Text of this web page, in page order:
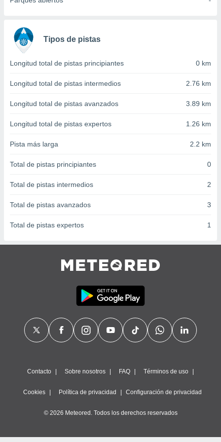
e
mediante
publicidad
1199
Tipos de pistas
Longitud total de pistas principiantes 0 km
Longitud total de pistas intermedios 2.76 km
Longitud total de pistas avanzados 3.89 km
Longitud total de pistas expertos 1.26 km
Pista más larga 2.2 km
Total de pistas principiantes 0
Total de pistas intermedios 2
Total de pistas avanzados 3
Total de pistas expertos 1
Contacto Sobre nosotros FAQ Términos de uso
Cookies Política de privacidad Configuración de privacidad
© 2026 Meteored. Todos los derechos reservados